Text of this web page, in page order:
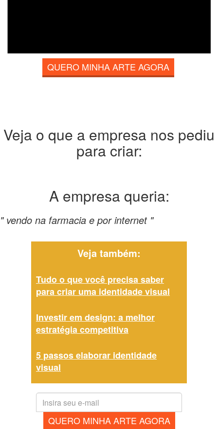
QUERO MINHA ARTE AGORA
Veja o que a empresa nos pediu
para criar:
A empresa queria:
" vendo na farmacia e por internet "
Veja também:
Tudo o que você precisa saber
para criar uma identidade visual
Investir em design: a melhor
estratégia competitiva
5 passos elaborar identidade
visual
QUERO MINHA ARTE AGORA